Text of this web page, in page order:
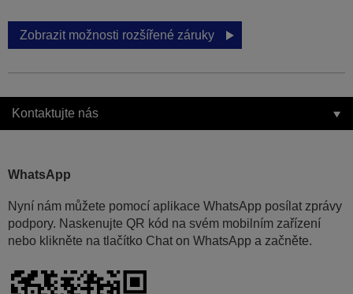
Zobrazit možnosti rozšířené záruky
Kontaktujte nás
WhatsApp
Nyní nám můžete pomocí aplikace WhatsApp posílat zprávy
podpory. Naskenujte QR kód na svém mobilním zařízení
nebo klikněte na tlačítko Chat on WhatsApp a začněte.